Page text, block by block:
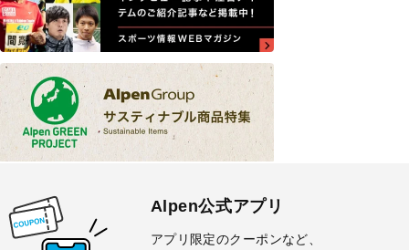
Alpen公式アプリ
アプリ限定のクーポンなど、